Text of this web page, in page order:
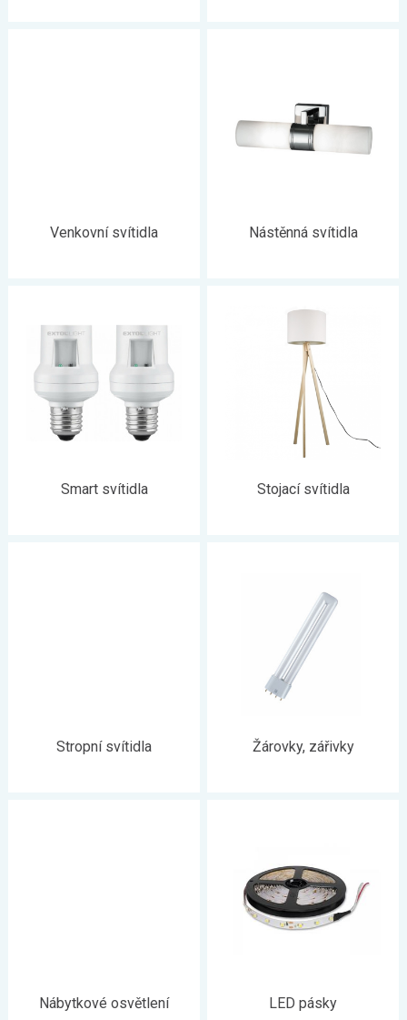
Venkovní svítidla Nástěnná svítidla
Smart svítidla Stojací svítidla
Stropní svítidla Žárovky, zářivky
Nábytkové osvětlení LED pásky